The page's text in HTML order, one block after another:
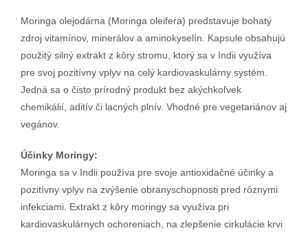
Moringa olejodárna (Moringa oleifera) predstavuje bohatý
zdroj vitamínov, minerálov a aminokyselín. Kapsule obsahujú
použitý silný extrakt z kôry stromu, ktorý sa v Indii využíva
pre svoj pozitívny vplyv na celý kardiovaskulárny systém.
Jedná sa o čisto prírodný produkt bez akýchkoľvek
chemikálií, aditív či lacných plnív. Vhodné pre vegetariánov aj
vegánov.
Účinky Moringy:
Moringa sa v Indii používa pre svoje antioxidačné účinky a
pozitívny vplyv na zvýšenie obranyschopnosti pred rôznymi
infekciami. Extrakt z kôry moringy sa využíva pri
kardiovaskulárnych ochoreniach, na zlepšenie cirkulácie krvi